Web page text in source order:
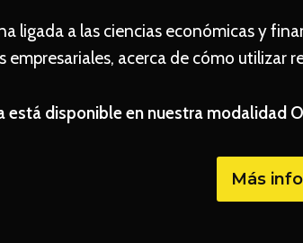
ligada a las ciencias económicas y
empresariales, acerca de cómo utilizar
está disponible en nuestra modalidad
Más